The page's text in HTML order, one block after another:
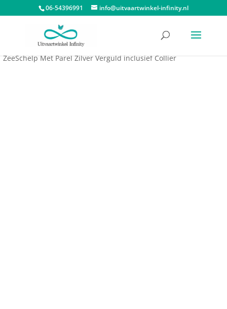
06-54396991 info@uitvaartwinkel-infinity.nl
Assieraden/Ashangers
ZeeSchelp Met Parel Zilver Verguld inclusief Collier